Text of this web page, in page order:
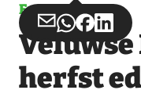
Evenement
Deel
via
Email
Deel
via
WhatsApp
Deel
op
Facebook
Deel
op
herfst